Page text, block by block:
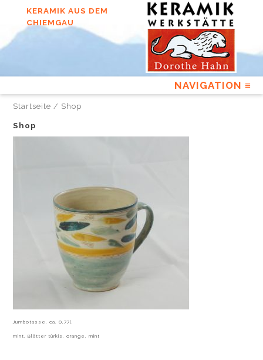
content
KERAMIK AUS DEM
CHIEMGAU
Startseite / Shop
Shop
Jumbotasse, ca. 0,77l,
mint, Blätter türkis, orange, mint